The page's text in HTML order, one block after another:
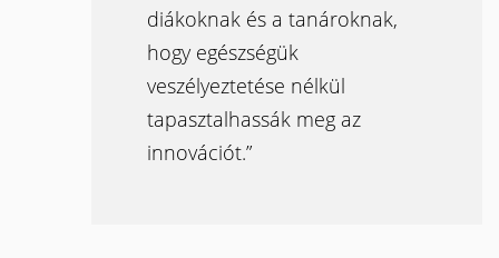
diákoknak és a tanároknak,
hogy egészségük
veszélyeztetése nélkül
tapasztalhassák meg az
innovációt.”